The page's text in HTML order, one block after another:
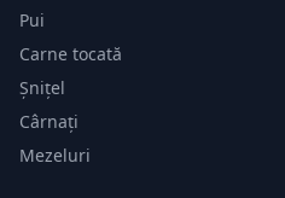
Pui
Carne tocată
Șnițel
Cârnați
Mezeluri